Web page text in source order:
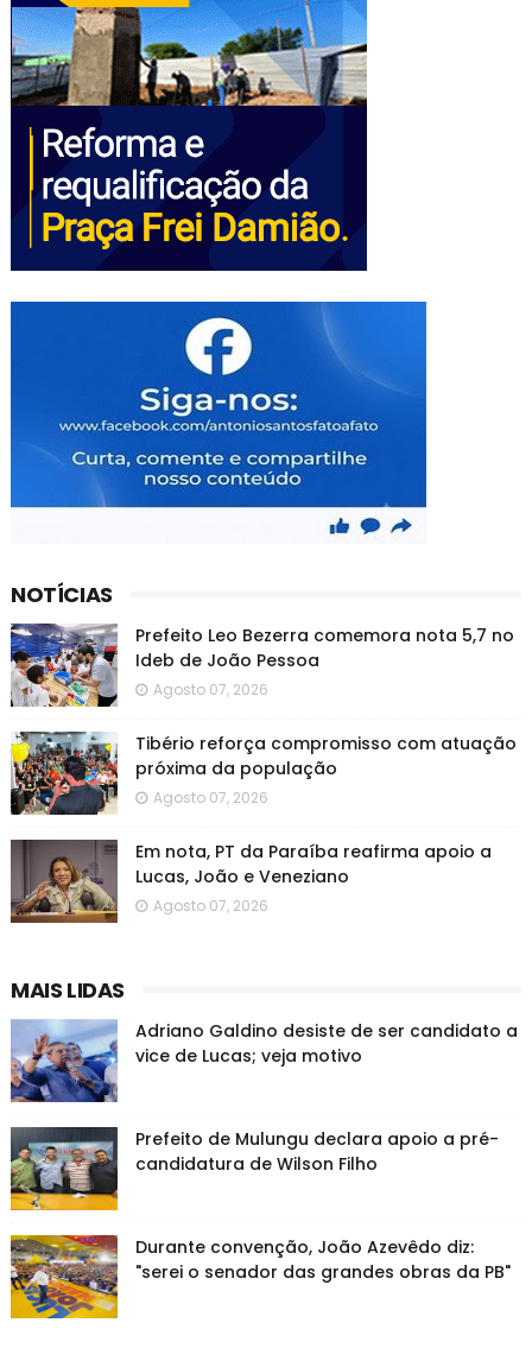
NOTÍCIAS
Prefeito Leo Bezerra comemora nota 5,7 no
Ideb de João Pessoa
Agosto 07, 2026
Tibério reforça compromisso com atuação
próxima da população
Agosto 07, 2026
Em nota, PT da Paraíba reafirma apoio a
Lucas, João e Veneziano
Agosto 07, 2026
MAIS LIDAS
Adriano Galdino desiste de ser candidato a
vice de Lucas; veja motivo
Prefeito de Mulungu declara apoio a pré-
candidatura de Wilson Filho
Durante convenção, João Azevêdo diz:
"serei o senador das grandes obras da PB"